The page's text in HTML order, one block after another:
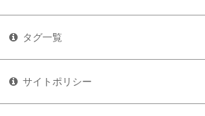
タグ一覧
サイトポリシー